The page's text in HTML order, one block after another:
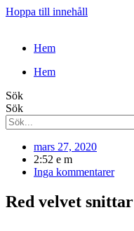
Hoppa till innehåll
Hem
Hem
Sök
Sök
mars 27, 2020
2:52 e m
Inga kommentarer
Red velvet snittar